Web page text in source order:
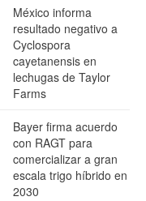
México informa
resultado negativo a
Cyclospora
cayetanensis en
lechugas de Taylor
Farms
Bayer firma acuerdo
con RAGT para
comercializar a gran
escala trigo híbrido en
2030